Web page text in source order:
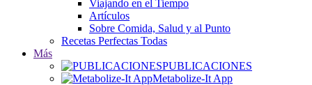
Viajando en el Tiempo
Artículos
Sobre Comida, Salud y al Punto
Recetas Perfectas Todas
Más
PUBLICACIONES
Metabolize-It App